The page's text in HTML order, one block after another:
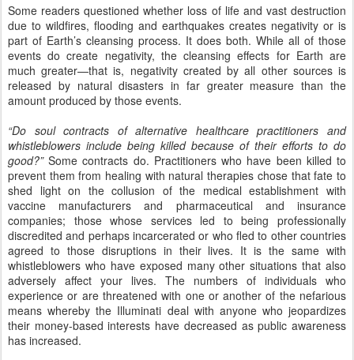
good?”Some contracts do. Practitioners who have been killed to
prevent them from healing with natural therapies chose that fate to
shed light on the collusion of the medical establishment with
vaccine manufacturers and pharmaceutical and insurance
companies; those whose services led to being professionally
discredited and perhaps incarcerated or who fled to other countries
agreed to those disruptions in their lives. It is the same with
adversely affect your lives. The numbers of individuals who
experience or are threatened with one or another of the nefarious
means whereby the Illuminati deal with anyone who jeopardizes
their money-based interests have decreased as public awareness
has increased.
Our explanation of why there will be no nuclear explosions in space
prompted questions about the people who were damaged in such
occurrences. First, this doesn’t apply to bodies, but to souls, and
those that have been damaged were living as free spirits that didn’t
embody, souls in civilizations so highly evolved that they have no
density, or souls in astral travel. When a soul is shattered in a
nuclear explosion, it doesn’t separate into whole personages, but
rather into fragments that contain bits and pieces of memories of all
lifetimes and whatever was remembered about the Beginnings in